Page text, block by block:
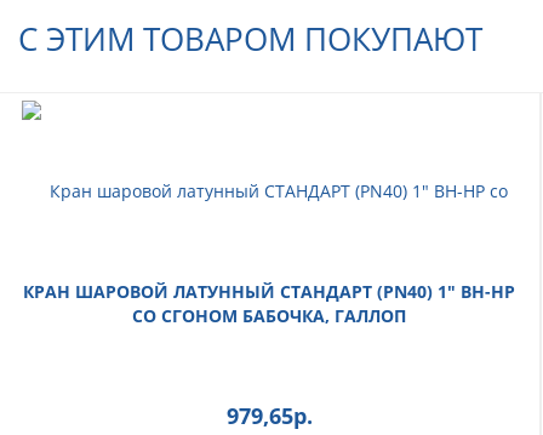
С ЭТИМ ТОВАРОМ ПОКУПАЮТ
КРАН ШАРОВОЙ ЛАТУННЫЙ СТАНДАРТ (PN40) 1" ВН-НР
СО СГОНОМ БАБОЧКА, ГАЛЛОП
979,65р.